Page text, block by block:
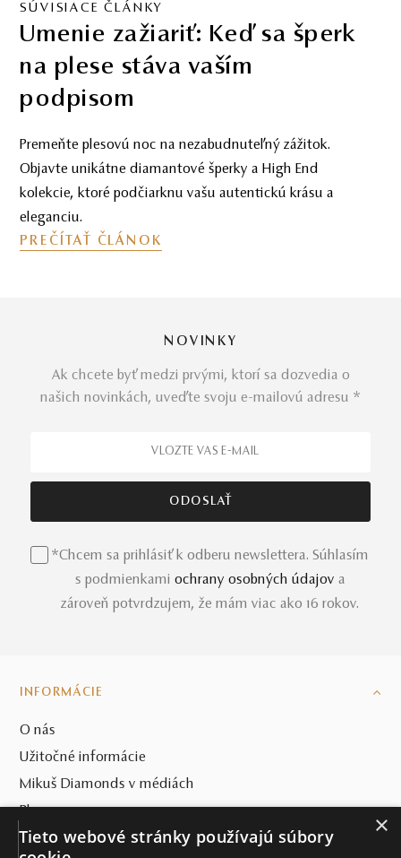
SÚVISIACE ČLÁNKY
Umenie zažiariť: Keď sa šperk
na plese stáva vaším
podpisom
Premeňte plesovú noc na nezabudnuteľný zážitok.
Objavte unikátne diamantové šperky a High End
kolekcie, ktoré podčiarknu vašu autentickú krásu a
eleganciu.
PREČÍTAŤ ČLÁNOK
NOVINKY
Ak chcete byť medzi prvými, ktorí sa dozvedia o
našich novinkách, uveďte svoju e-mailovú adresu *
*Chcem sa prihlásiť k odberu newslettera. Súhlasím
s podmienkami ochrany osobných údajov a
zároveň potvrdzujem, že mám viac ako 16 rokov.
INFORMÁCIE
O nás
Užitočné informácie
Mikuš Diamonds v médiách
Blog
SVET MIKUŠ DIAMONDS
×
Tieto webové stránky používajú súbory